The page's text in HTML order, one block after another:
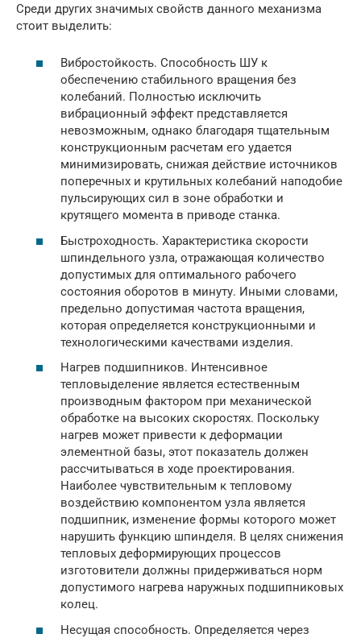
Среди других значимых свойств данного механизма
стоит выделить:
Вибростойкость. Способность ШУ к
обеспечению стабильного вращения без
колебаний. Полностью исключить
вибрационный эффект представляется
невозможным, однако благодаря тщательным
конструкционным расчетам его удается
минимизировать, снижая действие источников
поперечных и крутильных колебаний наподобие
пульсирующих сил в зоне обработки и
крутящего момента в приводе станка.
Быстроходность. Характеристика скорости
шпиндельного узла, отражающая количество
допустимых для оптимального рабочего
состояния оборотов в минуту. Иными словами,
предельно допустимая частота вращения,
которая определяется конструкционными и
технологическими качествами изделия.
Нагрев подшипников. Интенсивное
тепловыделение является естественным
производным фактором при механической
обработке на высоких скоростях. Поскольку
нагрев может привести к деформации
элементной базы, этот показатель должен
рассчитываться в ходе проектирования.
Наиболее чувствительным к тепловому
воздействию компонентом узла является
подшипник, изменение формы которого может
нарушить функцию шпинделя. В целях снижения
тепловых деформирующих процессов
изготовители должны придерживаться норм
допустимого нагрева наружных подшипниковых
колец.
Несущая способность. Определяется через